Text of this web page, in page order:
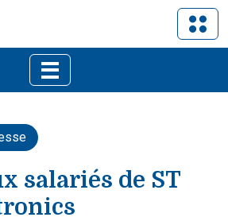
salariés de ST